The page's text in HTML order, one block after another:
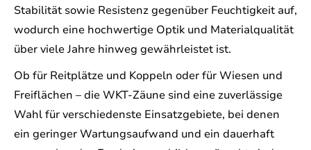
Stabilität sowie Resistenz gegenüber Feuchtigkeit auf,
wodurch eine hochwertige Optik und Materialqualität
über viele Jahre hinweg gewährleistet ist.
Ob für Reitplätze und Koppeln oder für Wiesen und
Freiflächen – die WKT-Zäune sind eine zuverlässige
Wahl für verschiedenste Einsatzgebiete, bei denen
ein geringer Wartungsaufwand und ein dauerhaft